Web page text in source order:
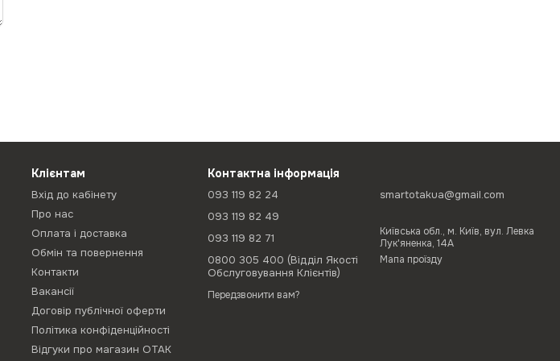
Клієнтам
Вхід до кабінету
Про нас
Оплата і доставка
Обмін та повернення
Контакти
Вакансії
Договір публічної оферти
Політика конфіденційності
Відгуки про магазин ОТАК
Контактна інформація
093 119 82 24
093 119 82 49
093 119 82 71
0800 305 400 (Відділ Якості
Обслуговування Клієнтів)
Передзвонити вам?
smartotakua@gmail.com
Київська обл., м. Київ, вул. Левка
Лук'яненка, 14А
Мапа проїзду